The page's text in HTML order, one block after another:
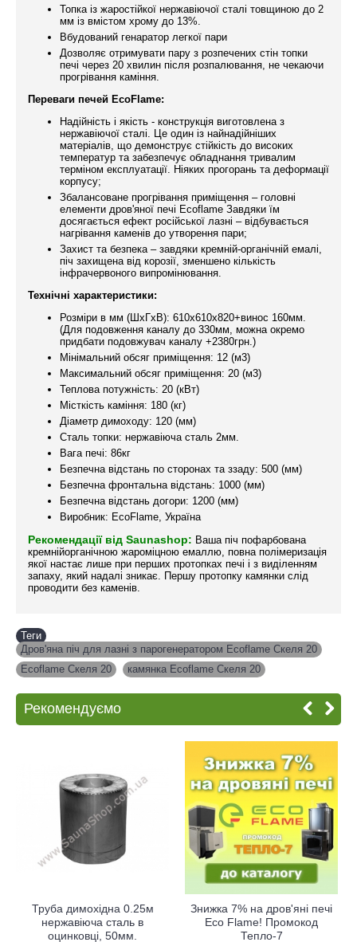
Топка із жаростійкої нержавіючої сталі товщиною до 2
мм із вмістом хрому до 13%.
Вбудований генаратор легкої пари
Дозволяє отримувати пару з розпечених стін топки
печі через 20 хвилин після розпалювання, не чекаючи
прогрівання каміння.
Переваги печей EcoFlame:
Надійність і якість - конструкція виготовлена ​​з
нержавіючої сталі. Це один із найнадійніших
матеріалів, що демонструє стійкість до високих
температур та забезпечує обладнання тривалим
терміном експлуатації. Ніяких прогорань та деформації
корпусу;
Збалансоване прогрівання приміщення – головні
елементи дров'яної печі Ecoflame Завдяки їм
досягається ефект російської лазні – відбувається
нагрівання каменів до утворення пари;
Захист та безпека – завдяки кремній-органічній емалі,
піч захищена від корозії, зменшено кількість
інфрачервоного випромінювання.
Технічні характеристики:
Розміри в мм (ШхГхВ): 610х610х820+винос 160мм.
(Для подовження каналу до 330мм, можна окремо
придбати подовжувач каналу +2380грн.)
Мінімальний обсяг приміщення: 12 (м3)
Максимальний обсяг приміщення: 20 (м3)
Теплова потужність: 20 (кВт)
Місткість каміння: 180 (кг)
Діаметр димоходу: 120 (мм)
Сталь топки: нержавіюча сталь 2мм.
Вага печі: 86кг
Безпечна відстань по сторонах та ззаду: 500 (мм)
Безпечна фронтальна відстань: 1000 (мм)
Безпечна відстань догори: 1200 (мм)
Виробник: EcoFlame, Україна
Рекомендації від Saunashop: Ваша піч пофарбована
кремнійорганічною жароміцною емаллю, повна полімеризація
якої настає лише при перших протопках печі і з виділенням
запаху, який надалі зникає. Першу протопку камянки слід
проводити без каменів.
Теги
Дров'яна піч для лазні з парогенератором Ecoflame Скеля 20
Ecoflame Скеля 20
камянка Ecoflame Скеля 20
Рекомендуємо
Труба димохідна 0.25м
нержавіюча сталь в
оцинковці, 50мм.
Знижка 7% на дров'яні печі
Eco Flame! Промокод
Тепло-7